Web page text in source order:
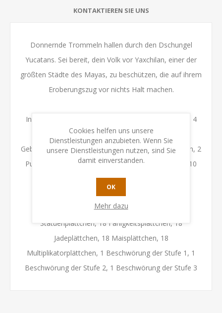
KONTAKTIEREN SIE UNS
Donnernde Trommeln hallen durch den Dschungel
Yucatans. Sei bereit, dein Volk vor Yaxchilan, einer der
größten Städte des Mayas, zu beschützen, die auf ihrem
Eroberungszug vor nichts Halt machen.
Inhalt: 2 Spielerhilfen, 2 Stadttableaus, 40 Einheiten, 4
Truppenanführer, 2 Stadtanführer, 6
Gebäudeaktionsplättchen, 6 Anführeraktionsplättchen, 2
Punktezähler, 2 Opferzähler, 6 Entwicklungszähler, 10
Start-Kampfkarten, 4 Rundenzähler, 24
Beraterplättchen, 6 Gabenplättchen, 18
Statuenplättchen, 18 Fähigkeitsplättchen, 18
Jadeplättchen, 18 Maisplättchen, 18
Multiplikatorplättchen, 1 Beschwörung der Stufe 1, 1
Beschwörung der Stufe 2, 1 Beschwörung der Stufe 3
Cookies helfen uns unsere
Dienstleistungen anzubieten. Wenn Sie
unsere Dienstleistungen nutzen, sind Sie
damit einverstanden.
OK
Mehr dazu